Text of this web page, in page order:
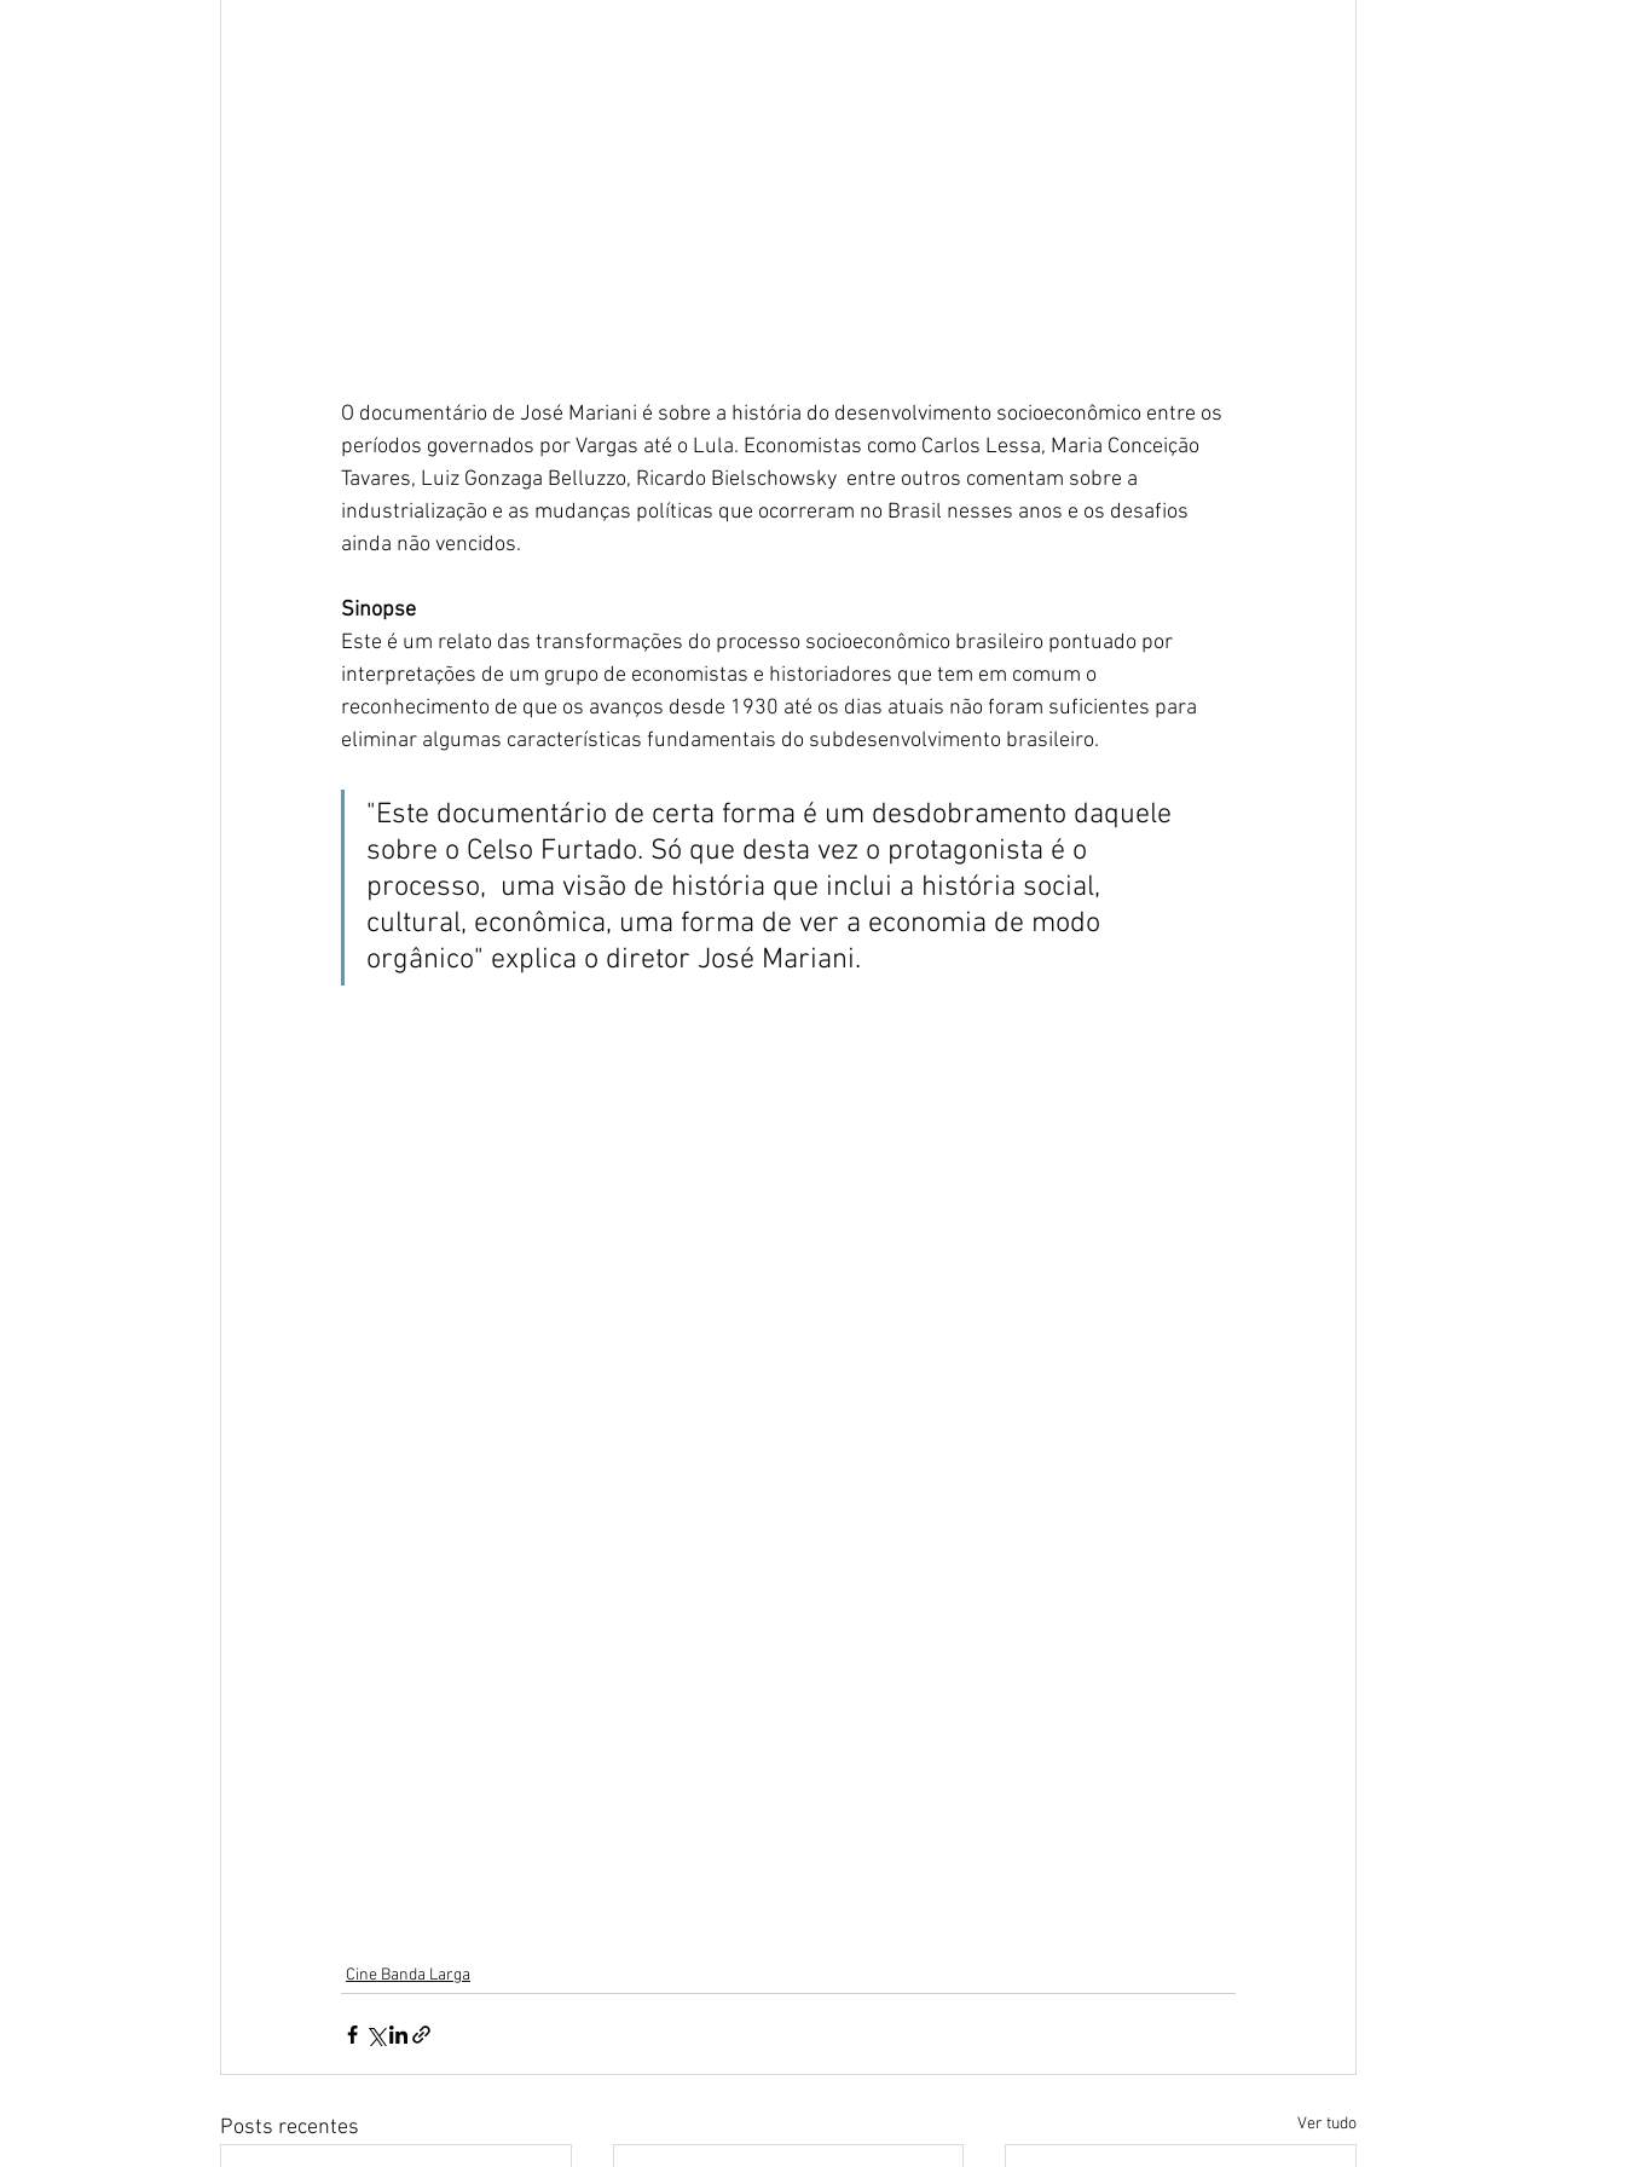
O documentário de José Mariani é sobre a história do desenvolvimento socioeconômico entre os
períodos governados por Vargas até o Lula. Economistas como Carlos Lessa, Maria Conceição
Tavares, Luiz Gonzaga Belluzzo, Ricardo Bielschowsky
  entre outros comentam sobre a
industrialização e as mudanças políticas que ocorreram no Brasil nesses anos e os desafios
ainda não vencidos.
Sinopse
Este é um relato das transformações do processo socioeconômico brasileiro pontuado por
interpretações de um grupo de economistas e historiadores que tem em comum o
reconhecimento de que os avanços desde 1930 até os dias atuais não foram suficientes para
eliminar algumas características fundamentais do subdesenvolvimento brasileiro.
"Este documentário de certa forma é um desdobramento daquele
sobre o Celso Furtado. Só que desta vez o protagonista é o
processo,  uma visão de história que inclui a história social,
cultural, econômica, uma forma de ver a economia de modo
orgânico" explica o diretor José Mariani.
Cine Banda Larga
Posts recentes Ver tudo